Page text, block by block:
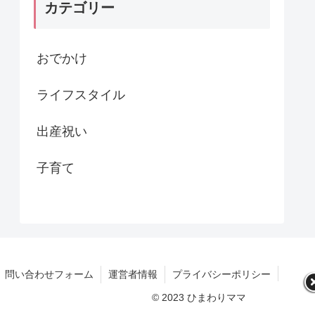
カテゴリー
おでかけ
ライフスタイル
出産祝い
子育て
問い合わせフォーム 運営者情報 プライバシーポリシー
© 2023 ひまわりママブログ.